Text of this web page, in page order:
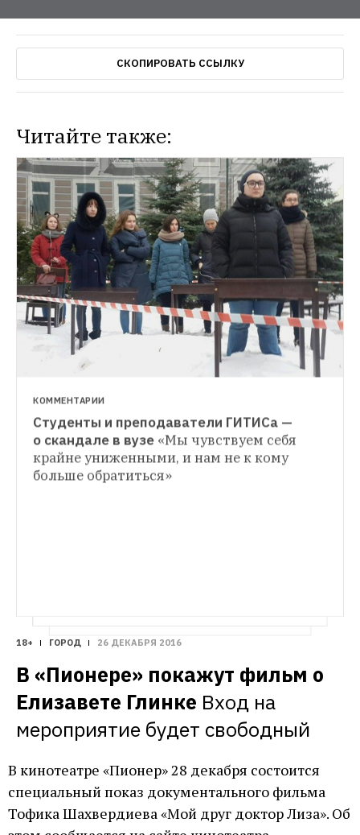
СКОПИРОВАТЬ ССЫЛКУ
Читайте также:
ОБРАЗОВАНИЕ
Родители добились отмены курса по
православию в школеЕго заменят на
светскую этику
WEEKEND
Чем заняться на Новый год в парках
Московские парки поделились
праздничной программой
КОММЕНТАРИИ
Студенты и преподаватели ГИТИСа —
о скандале в вузе «Мы чувствуем себя
крайне униженными, и нам не к кому
больше обратиться»
18+ ГОРОД 26 ДЕКАБРЯ 2016
В «Пионере» покажут фильм о
Елизавете Глинке Вход на
мероприятие будет свободный
В кинотеатре «Пионер» 28 декабря состоится
специальный показ документального фильма
Тофика Шахвердиева «Мой друг доктор Лиза». Об